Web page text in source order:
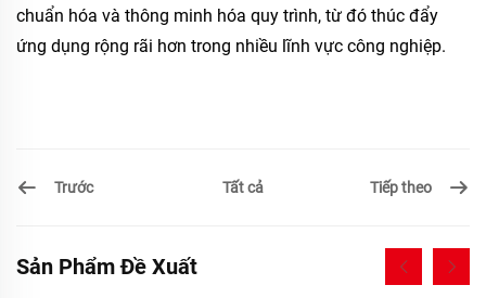
chuẩn hóa và thông minh hóa quy trình, từ đó thúc đẩy
ứng dụng rộng rãi hơn trong nhiều lĩnh vực công nghiệp.
Trước Tất cả Tiếp theo
Sản Phẩm Đề Xuất